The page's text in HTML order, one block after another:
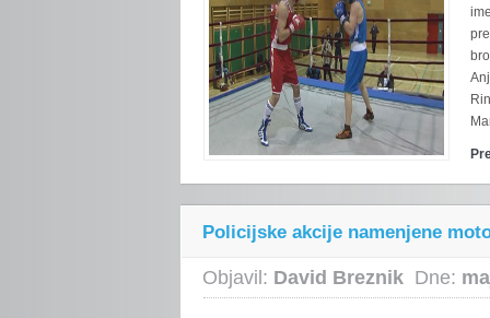
Policijske akcije namenjene
Objavil: David Breznik Dne: